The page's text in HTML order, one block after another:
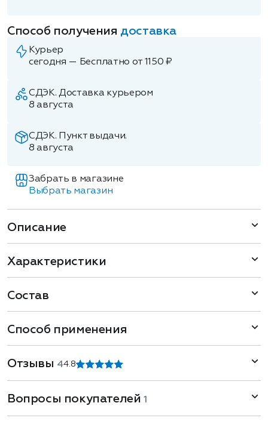
Способ получения доставка
Курьер
сегодня — Бесплатно от 1150 ₽
СДЭК. Доставка курьером
8 августа
СДЭК. Пункт выдачи.
8 августа
Забрать в магазине
Выбрать магазин
Описание
Характеристики
Состав
Способ применения
Отзывы 44.8
Вопросы покупателей 1